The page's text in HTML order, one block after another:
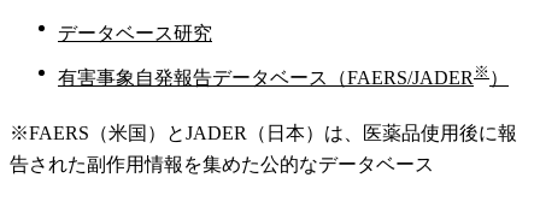
データベース研究
有害事象自発報告データベース（FAERS/JADER※ ）
※FAERS（米国）とJADER（日本）は、医薬品使用後に報
告された副作用情報を集めた公的なデータベース